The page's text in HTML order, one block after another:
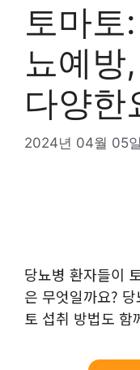
토마토
뇨예방
다양한
2024년 04월 05일
당뇨병 환자들이
은 무엇일까요?
토 섭취 방법도 함